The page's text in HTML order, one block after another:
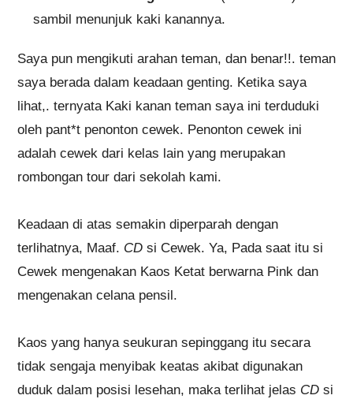
sambil menunjuk kaki kanannya.
Saya pun mengikuti arahan teman, dan benar!!. teman
saya berada dalam keadaan genting. Ketika saya
lihat,. ternyata Kaki kanan teman saya ini terduduki
oleh pant*t penonton cewek. Penonton cewek ini
adalah cewek dari kelas lain yang merupakan
rombongan tour dari sekolah kami.
Keadaan di atas semakin diperparah dengan
terlihatnya, Maaf. CD si Cewek. Ya, Pada saat itu si
Cewek mengenakan Kaos Ketat berwarna Pink dan
mengenakan celana pensil.
Kaos yang hanya seukuran sepinggang itu secara
tidak sengaja menyibak keatas akibat digunakan
duduk dalam posisi lesehan, maka terlihat jelas CD si